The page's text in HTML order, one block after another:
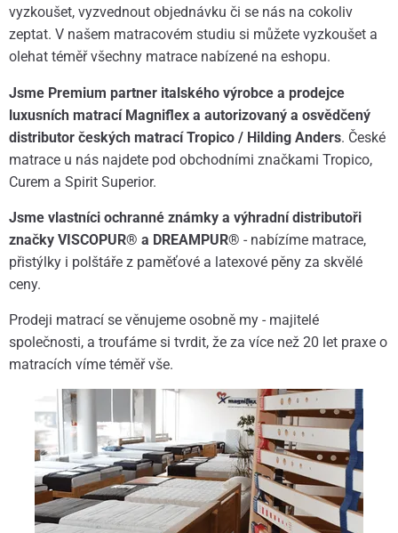
vyzkoušet, vyzvednout objednávku či se nás na cokoliv
zeptat. V našem matracovém studiu si můžete vyzkoušet a
olehat téměř všechny matrace nabízené na eshopu.
Jsme Premium partner italského výrobce a prodejce
luxusních matrací Magniflex a autorizovaný a osvědčený
distributor českých matrací Tropico / Hilding Anders. České
matrace u nás najdete pod obchodními značkami Tropico,
Curem a Spirit Superior.
Jsme vlastníci ochranné známky a výhradní distributoři
značky VISCOPUR® a DREAMPUR® - nabízíme matrace,
přistýlky i polštáře z paměťové a latexové pěny za skvělé
ceny.
Prodeji matrací se věnujeme osobně my - majitelé
společnosti, a troufáme si tvrdit, že za více než 20 let praxe o
matracích víme téměř vše.